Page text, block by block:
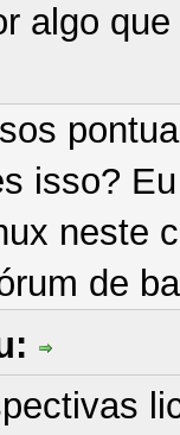
algo
isso?
neste
de